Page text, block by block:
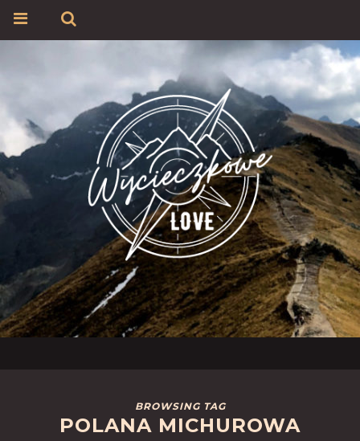
BROWSING TAG
POLANA MICHUROWA